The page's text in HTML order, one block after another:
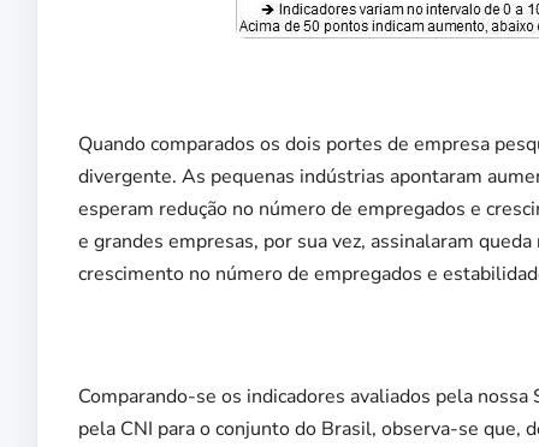
Quando comparados os dois portes de empresa
divergente. As pequenas indústrias apontaram
esperam redução no número de empregados e
e grandes empresas, por sua vez, assinalaram
crescimento no número de empregados e
Comparando-se os indicadores avaliados pela
pela CNI para o conjunto do Brasil, observa-se que,